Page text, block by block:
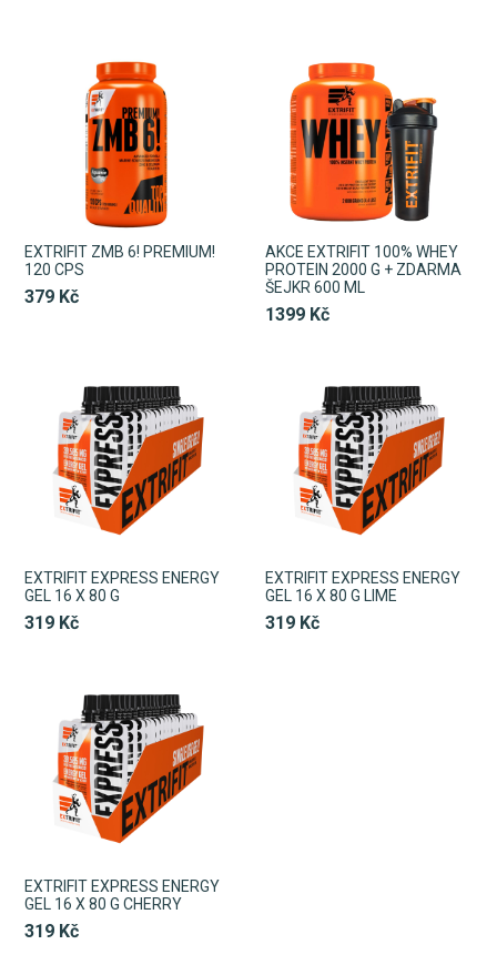
EXTRIFIT ZMB 6! PREMIUM!
120 CPS
379 Kč
AKCE EXTRIFIT 100% WHEY
PROTEIN 2000 G + ZDARMA
ŠEJKR 600 ML
1399 Kč
EXTRIFIT EXPRESS ENERGY
GEL 16 X 80 G
319 Kč
EXTRIFIT EXPRESS ENERGY
GEL 16 X 80 G LIME
319 Kč
EXTRIFIT EXPRESS ENERGY
GEL 16 X 80 G CHERRY
319 Kč